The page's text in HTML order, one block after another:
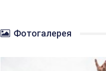
Фотогалерея